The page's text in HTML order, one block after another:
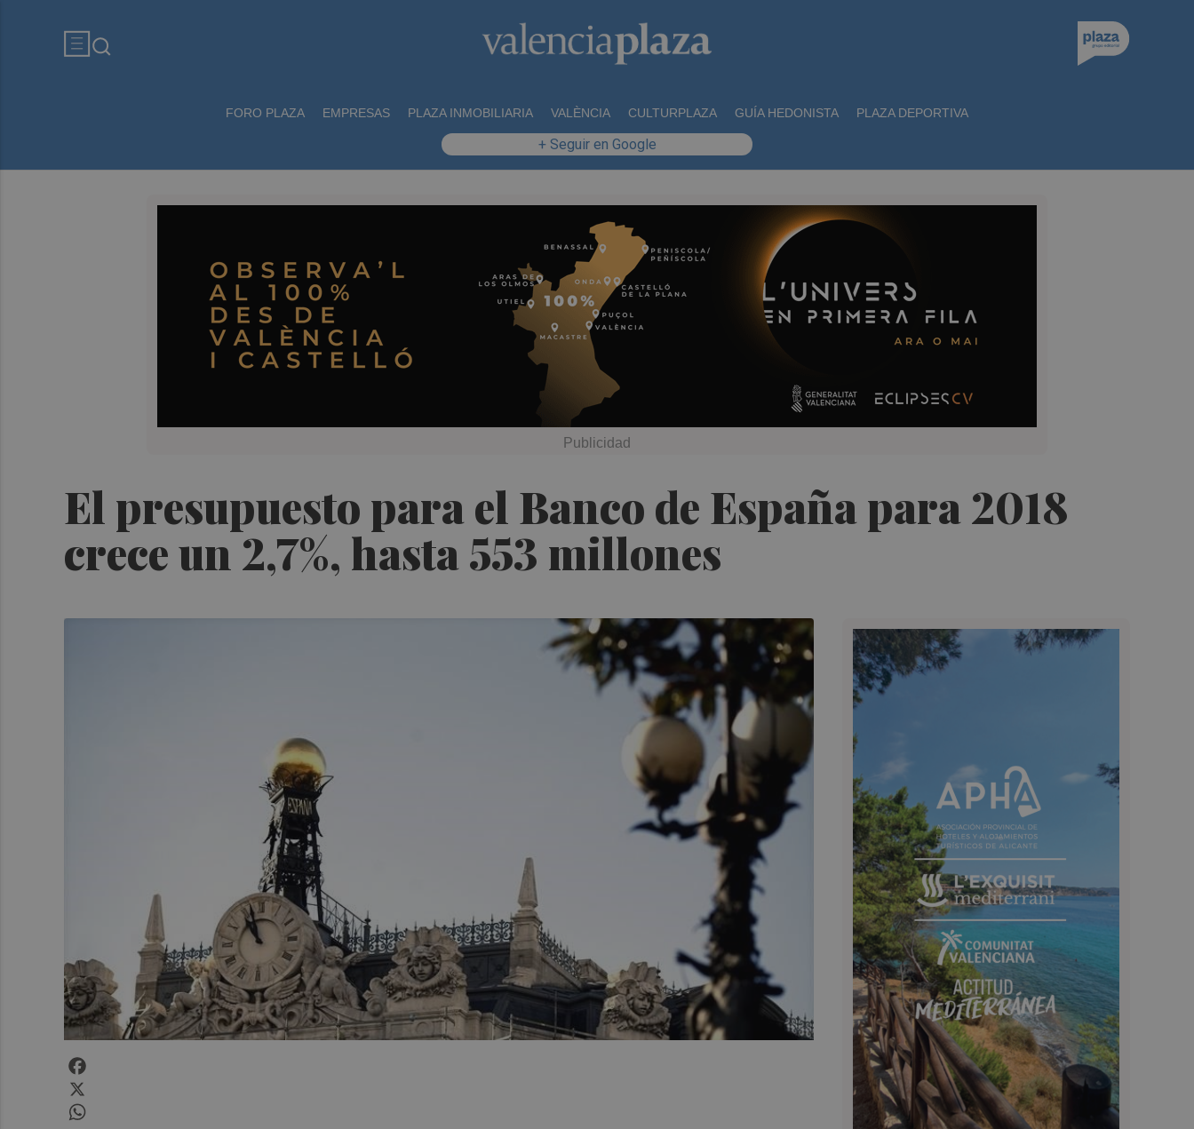
FORO PLAZA EMPRESAS PLAZA INMOBILIARIA VALÈNCIA CULTURPLAZA GUÍA HEDONISTA PLAZA DEPORTIVA
+ Seguir en Google
El presupuesto para el Banco de España para 2018
crece un 2,7%, hasta 553 millones